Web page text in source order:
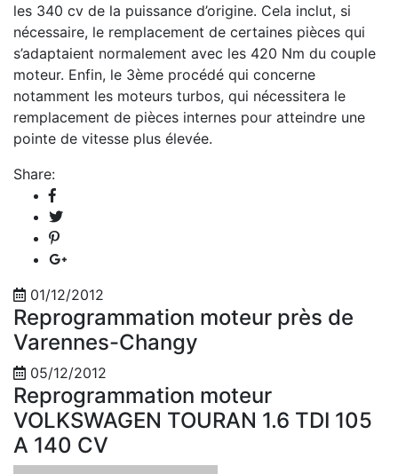
les 340 cv de la puissance d’origine. Cela inclut, si
nécessaire, le remplacement de certaines pièces qui
s’adaptaient normalement avec les 420 Nm du couple
moteur. Enfin, le 3ème procédé qui concerne
notamment les moteurs turbos, qui nécessitera le
remplacement de pièces internes pour atteindre une
pointe de vitesse plus élevée.
Share:
01/12/2012
Reprogrammation moteur près de
Varennes-Changy
05/12/2012
Reprogrammation moteur
VOLKSWAGEN TOURAN 1.6 TDI 105
A 140 CV